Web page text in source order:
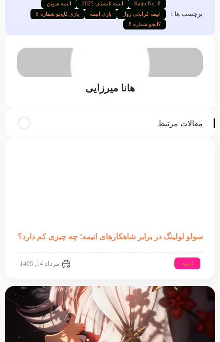
برچسب ها :
Kaiju No. 8 انیمه تابستان 2025
انیمه شونن
انیمه کرانچی‌ رول
بازی انیمه
بازی کایجو شماره 8
کایجو شماره 8
هانا میرزایی
مقالات مرتبط
سولو لولینگ در برابر شاهکارهای انیمه؛ چه چیزی کم دارد؟
انیمه مرداد 14, 1405